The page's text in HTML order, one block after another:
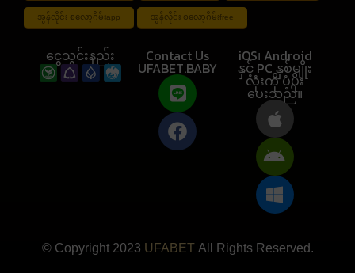
အွန်လိုင်း စလော့ဂိမ်းapp အွန်လိုင်း စလော့ဂိမ်းfree
ငွေသွင်းနည်း Contact Us
UFABET.BABY
iOS၊ Android
နှင့် PC နှစ်မျိုး
လုံးကို ပံ့ပိုး
ပေးသည်။
© Copyright 2023 UFABETAll Rights Reserved.